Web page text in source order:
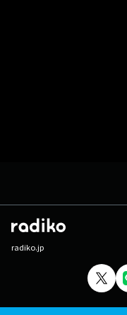
radiko.jp